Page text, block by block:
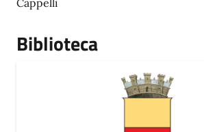
Cappelli
Biblioteca